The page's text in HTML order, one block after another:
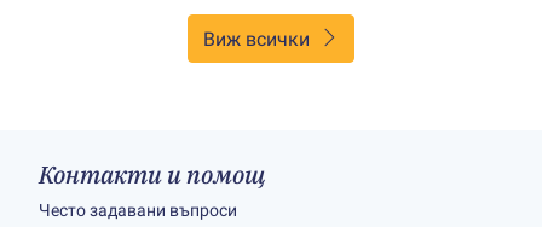
Виж всички
Контакти и помощ
Често задавани въпроси